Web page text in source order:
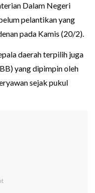
Dalam Negeri
pelantikan yang
pada Kamis (20/2).
daerah terpilih juga
yang dipimpin oleh
sejak pukul